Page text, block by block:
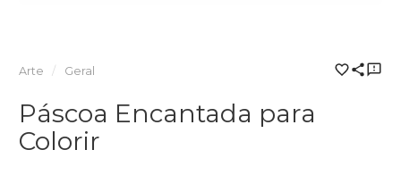
Arte Geral
Páscoa Encantada para
Colorir